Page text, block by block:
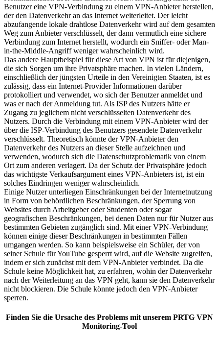
Benutzer eine VPN-Verbindung zu einem VPN-Anbieter herstellen,
der den Datenverkehr an das Internet weiterleitet. Der leicht
abzufangende lokale drahtlose Datenverkehr wird auf dem gesamten
Weg zum Anbieter verschlüsselt, der dann vermutlich eine sichere
Verbindung zum Internet herstellt, wodurch ein Sniffer- oder Man-
in-the-Middle-Angriff weniger wahrscheinlich wird.
Das andere Hauptbeispiel für diese Art von VPN ist für diejenigen,
die sich Sorgen um ihre Privatsphäre machen. In vielen Ländern,
einschließlich der jüngsten Urteile in den Vereinigten Staaten, ist es
zulässig, dass ein Internet-Provider Informationen darüber
protokolliert und verwendet, wo sich der Benutzer anmeldet und
was er nach der Anmeldung tut. Als ISP des Nutzers hätte er
Zugang zu jeglichem nicht verschlüsselten Datenverkehr des
Nutzers. Durch die Verbindung mit einem VPN-Anbieter wird der
über die ISP-Verbindung des Benutzers gesendete Datenverkehr
verschlüsselt. Theoretisch könnte der VPN-Anbieter den
Datenverkehr des Nutzers an dieser Stelle aufzeichnen und
verwenden, wodurch sich die Datenschutzproblematik von einem
Ort zum anderen verlagert. Da der Schutz der Privatsphäre jedoch
das wichtigste Verkaufsargument eines VPN-Anbieters ist, ist ein
solches Eindringen weniger wahrscheinlich.
Einige Nutzer unterliegen Einschränkungen bei der Internetnutzung
in Form von behördlichen Beschränkungen, der Sperrung von
Websites durch Arbeitgeber oder Studenten oder sogar
geografischen Beschränkungen, bei denen Daten nur für Nutzer aus
bestimmten Gebieten zugänglich sind. Mit einer VPN-Verbindung
können einige dieser Beschränkungen in bestimmten Fällen
umgangen werden. So kann beispielsweise ein Schüler, der von
seiner Schule für YouTube gesperrt wird, auf die Website zugreifen,
indem er sich zunächst mit dem VPN-Anbieter verbindet. Da die
Schule keine Möglichkeit hat, zu erfahren, wohin der Datenverkehr
nach der Weiterleitung an das VPN geht, kann sie den Datenverkehr
nicht blockieren. Die Schule könnte jedoch den VPN-Anbieter
sperren.
Finden Sie die Ursache des Problems mit unserem PRTG VPN
Monitoring-Tool